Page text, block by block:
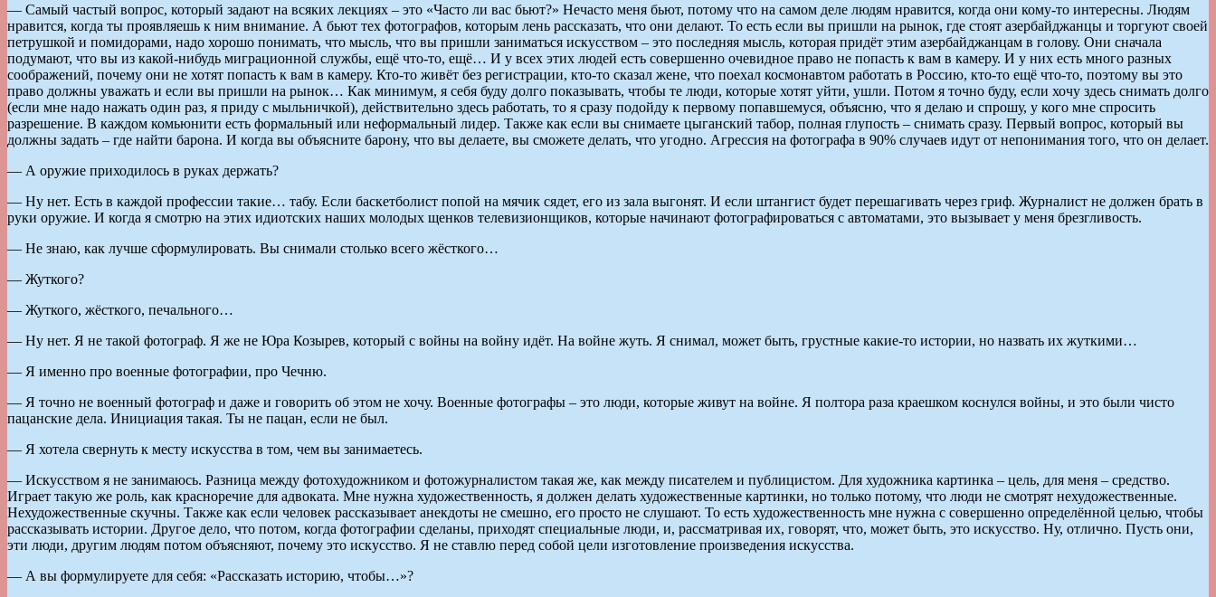
— Самый частый вопрос, который задают на всяких лекциях – это «Часто ли вас бьют?» Нечасто меня бьют, потому что на самом деле людям нравится, когда они кому-то интересны. Людям
нравится, когда ты проявляешь к ним внимание. А бьют тех фотографов, которым лень рассказать, что они делают. То есть если вы пришли на рынок, где стоят азербайджанцы и торгуют своей
петрушкой и помидорами, надо хорошо понимать, что мысль, что вы пришли заниматься искусством – это последняя мысль, которая придёт этим азербайджанцам в голову. Они сначала
подумают, что вы из какой-нибудь миграционной службы, ещё что-то, ещё… И у всех этих людей есть совершенно очевидное право не попасть к вам в камеру. И у них есть много разных
соображений, почему они не хотят попасть к вам в камеру. Кто-то живёт без регистрации, кто-то сказал жене, что поехал космонавтом работать в Россию, кто-то ещё что-то, поэтому вы это
право должны уважать и если вы пришли на рынок… Как минимум, я себя буду долго показывать, чтобы те люди, которые хотят уйти, ушли. Потом я точно буду, если хочу здесь снимать долго
(если мне надо нажать один раз, я приду с мыльничкой), действительно здесь работать, то я сразу подойду к первому попавшемуся, объясню, что я делаю и спрошу, у кого мне спросить
разрешение. В каждом комьюнити есть формальный или неформальный лидер. Также как если вы снимаете цыганский табор, полная глупость – снимать сразу. Первый вопрос, который вы
должны задать – где найти барона. И когда вы объясните барону, что вы делаете, вы сможете делать, что угодно. Агрессия на фотографа в 90% случаев идут от непонимания того, что он делает.
— А оружие приходилось в руках держать?
— Ну нет. Есть в каждой профессии такие… табу. Если баскетболист попой на мячик сядет, его из зала выгонят. И если штангист будет перешагивать через гриф. Журналист не должен брать в
руки оружие. И когда я смотрю на этих идиотских наших молодых щенков телевизионщиков, которые начинают фотографироваться с автоматами, это вызывает у меня брезгливость.
— Не знаю, как лучше сформулировать. Вы снимали столько всего жёсткого…
— Жуткого?
— Жуткого, жёсткого, печального…
— Ну нет. Я не такой фотограф. Я же не Юра Козырев, который с войны на войну идёт. На войне жуть. Я снимал, может быть, грустные какие-то истории, но назвать их жуткими…
— Я именно про военные фотографии, про Чечню.
— Я точно не военный фотограф и даже и говорить об этом не хочу. Военные фотографы – это люди, которые живут на войне. Я полтора раза краешком коснулся войны, и это были чисто
пацанские дела. Инициация такая. Ты не пацан, если не был.
— Я хотела свернуть к месту искусства в том, чем вы занимаетесь.
— Искусством я не занимаюсь. Разница между фотохудожником и фотожурналистом такая же, как между писателем и публицистом. Для художника картинка – цель, для меня – средство.
Играет такую же роль, как красноречие для адвоката. Мне нужна художественность, я должен делать художественные картинки, но только потому, что люди не смотрят нехудожественные.
Нехудожественные скучны. Также как если человек рассказывает анекдоты не смешно, его просто не слушают. То есть художественность мне нужна с совершенно определённой целью, чтобы
рассказывать истории. Другое дело, что потом, когда фотографии сделаны, приходят специальные люди, и, рассматривая их, говорят, что, может быть, это искусство. Ну, отлично. Пусть они,
эти люди, другим людям потом объясняют, почему это искусство. Я не ставлю перед собой цели изготовление произведения искусства.
— А вы формулируете для себя: «Рассказать историю, чтобы…»?